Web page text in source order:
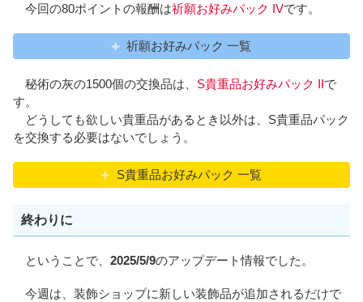
今回の80ポイントの報酬は祈願お好みパック IVです。
祈願お好みパック 一覧
秘術の灰の1500個の交換品は、 S貴重品お好みパック IIで
す。
どうしても欲しい貴重品があるとき以外は、S貴重品パック
を交換する必要はないでしょう。
S貴重品お好みパック 一覧
終わりに
ということで、 2025/5/9のアップデート情報でした。
今週は、装飾ショップに新しい装飾品が追加されるだけで